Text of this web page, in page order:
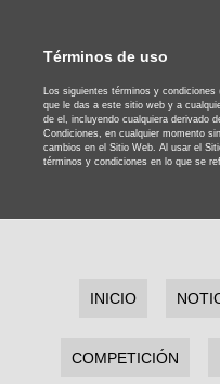
Términos de uso
Los siguientes términos y condiciones
que le das a este sitio web y a
de el, incluyendo cualquiera derivado
Condiciones, en cualquier momento
cambios en el Sitio Web. Al usar el
términos y condiciones en lo que se
INICIO
COMPETICIÓN